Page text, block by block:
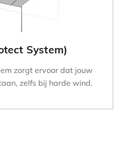
System)
zorgt ervoor dat jouw
zelfs bij harde wind.